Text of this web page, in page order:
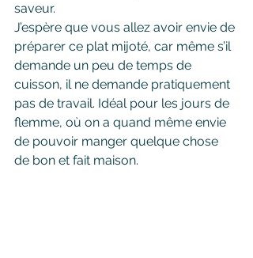
saveur.
J’espère que vous allez avoir envie de
préparer ce plat mijoté, car même s’il
demande un peu de temps de
cuisson, il ne demande pratiquement
pas de travail. Idéal pour les jours de
flemme, où on a quand même envie
de pouvoir manger quelque chose
de bon et fait maison.